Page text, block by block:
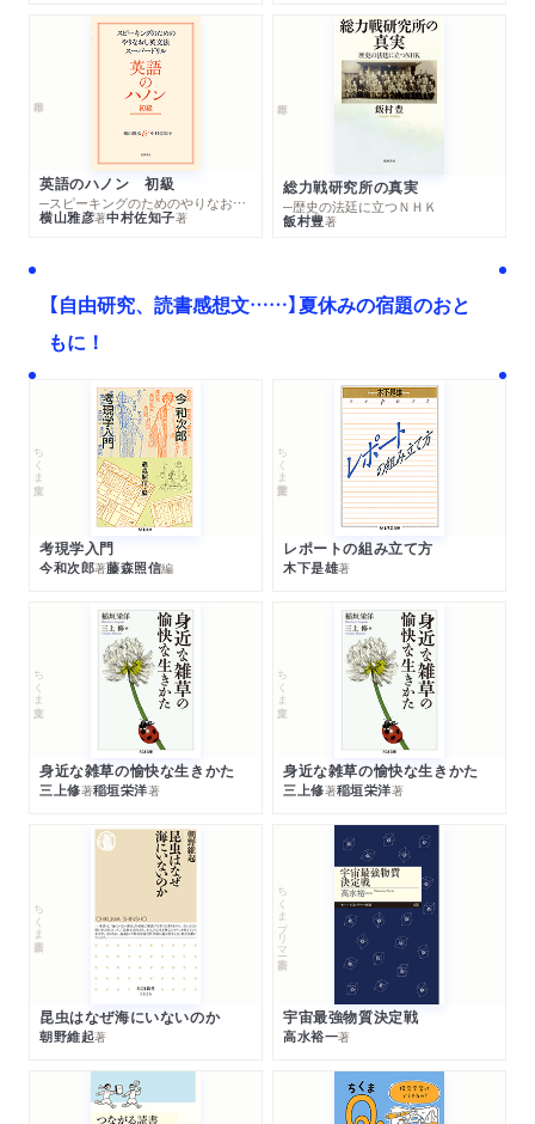
英語のハノン 初級
─スピーキングのためのやりなおし英文法スーパードリル
横山雅彦著中村佐知子著
総力戦研究所の真実
─歴史の法廷に立つＮＨＫ
飯村豊著
【自由研究、読書感想文……】夏休みの宿題のおと
もに！
ちくま文庫
考現学入門
今和次郎著藤森照信編
ちくま学芸文庫
レポートの組み立て方
木下是雄著
ちくま文庫
身近な雑草の愉快な生きかた
三上修著稲垣栄洋著
ちくま文庫
身近な雑草の愉快な生きかた
三上修著稲垣栄洋著
ちくま新書
昆虫はなぜ海にいないのか
朝野維起著
ちくまプリマー新書
宇宙最強物質決定戦
高水裕一著